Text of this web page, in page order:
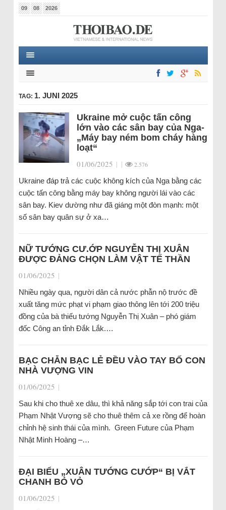
09 08 2026
TAG: 1. JUNI 2025
Ukraine mở cuộc tấn công
lớn vào các sân bay của Nga-
„Máy bay ném bom cháy hàng
loạt“
01/06/2025 | | 2.576
Ukraine đáp trả các cuộc không kích của Nga bằng các
cuộc tấn công bằng máy bay không người lái vào các
sân bay. Kiev dường như đã giáng một đòn mạnh: một
số sân bay quân sự ở xa…
NỮ TƯỚNG CƯ.ỚP NGUYỄN THỊ XUÂN
ĐƯỢC ĐẢNG CHỌN LÀM VẬT TẾ THẦN
01/06/2025 |
Nhiều ngày qua, người dân cả nước phẫn nộ trước đề
xuất tăng mức phạt vi phạm giao thông lên tới 200 triệu
đồng của bà thiếu tướng Nguyễn Thị Xuân – phó giám
đốc Công an tỉnh Đắk Lắk.…
BẠC CHẴN BẠC LẺ ĐỀU VÀO TAY BỐ CON
NHÀ VƯỢNG VIN
01/06/2025 |
Sau khi cho thuê xe dâu, thì khả năng sắp tới con trai của
Phạm Nhật Vượng sẽ cho thuê thêm cả xe rồng để hoàn
chỉnh hệ sinh thái của mình. Green Future của Phạm
Nhật Minh Hoàng –…
ĐẠI BIỂU „XUÂN TƯỚNG CƯỚP“ BỊ VẮT
CHANH BỎ VỎ
01/06/2025 |